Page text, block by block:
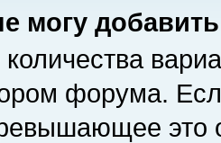
могу
форума.
это